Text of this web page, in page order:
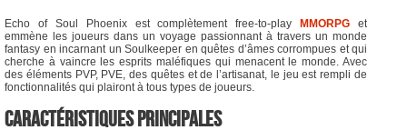
Echo of Soul Phoenix est complètement free-to-play MMORPG et
emmène les joueurs dans un voyage passionnant à travers un monde
fantasy en incarnant un Soulkeeper en quêtes d’âmes corrompues et qui
cherche à vaincre les esprits maléfiques qui menacent le monde. Avec
des éléments PVP, PVE, des quêtes et de l’artisanat, le jeu est rempli de
fonctionnalités qui plairont à tous types de joueurs.
CARACTÉRISTIQUES PRINCIPALES